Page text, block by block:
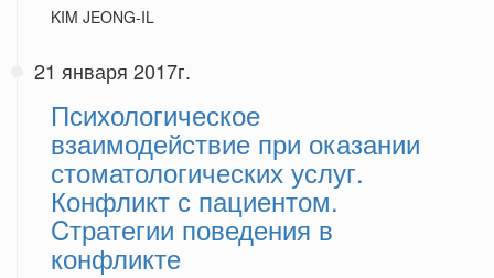
KIM JEONG-IL
21 января 2017г.
Психологическое
взаимодействие при оказании
стоматологических услуг.
Конфликт с пациентом.
Cтратегии поведения в
конфликте